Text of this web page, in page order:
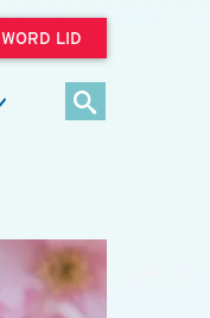
WORD LID